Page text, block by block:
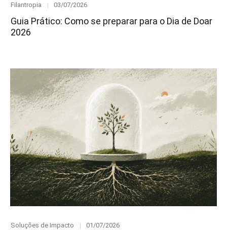
Category
Filantropia
Posted
03/07/2026
Guia Prático: Como se preparar para o Dia de Doar
2026
Category
Soluções de Impacto Posted
01/07/2026